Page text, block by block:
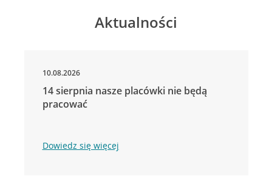
Aktualności
10.08.2026
14 sierpnia nasze placówki nie będą
pracować
Dowiedz się więcej